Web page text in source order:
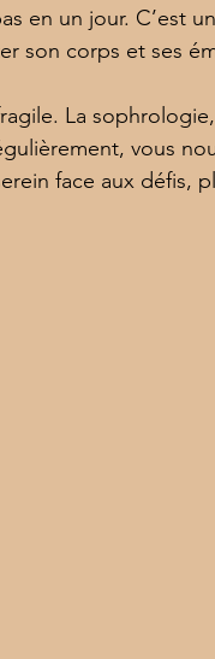
en un jour. C’est
son corps et ses
La sophrologie,
vous
face aux défis,